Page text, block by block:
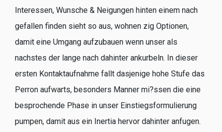
Interessen, Wunsche & Neigungen hinten einem nach
gefallen finden sieht so aus, wohnen zig Optionen,
damit eine Umgang aufzubauen wenn unser als
nachstes der lange nach dahinter ankurbeln. In dieser
ersten Kontaktaufnahme fallt dasjenige hohe Stufe das
Perron aufwarts, besonders Manner mi?ssen die eine
besprochende Phase in unser Einstiegsformulierung
pumpen, damit aus ein Inertia hervor dahinter anfugen.